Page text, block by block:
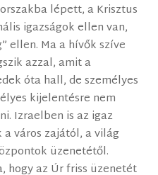
lépett, a Krisztus
igazságok ellen van,
ellen. Ma a hívők szíve
azzal, amit a
óta hall, de személyes
kijelentésre nem
Izraelben is az igaz
város zajától, a világ
üzenetétől.
hogy az Úr friss üzenetét